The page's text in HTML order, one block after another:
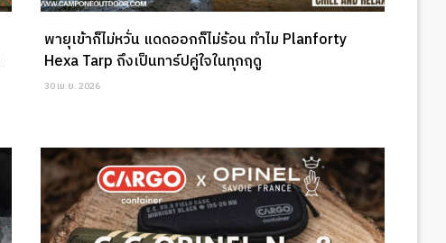
พายุเข้าก็ไม่หวั่น แดดออกก็ไม่ร้อน ทำไม Planforty
Hexa Tarp ถึงเป็นทาร์ปคู่ใจในทุกฤดู
30 เม.ย. 2026